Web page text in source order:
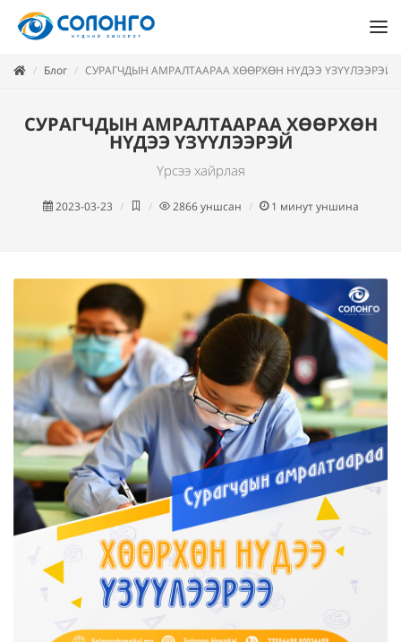
Блог СУРАГЧДЫН АМРАЛТААРАА ХӨӨРХӨН НҮДЭЭ ҮЗҮҮЛЭЭРЭЙ
СУРАГЧДЫН АМРАЛТААРАА ХӨӨРХӨН
НҮДЭЭ ҮЗҮҮЛЭЭРЭЙ
Үрсээ хайрлая
2023-03-23 2866уншсан 1 минут уншина